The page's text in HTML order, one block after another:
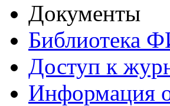
Документы
Библиотека
Доступ к
Информация